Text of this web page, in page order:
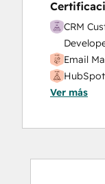
Website
Website
CRM
Email
SEO II
Ver más